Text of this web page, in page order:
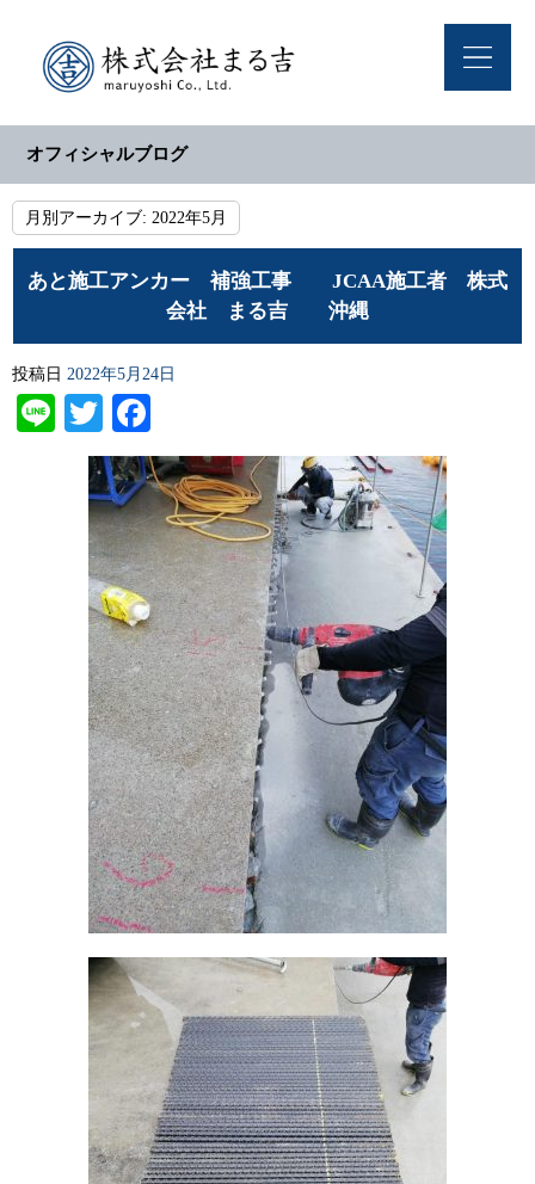
オフィシャルブログ
月別アーカイブ: 2022年5月
あと施工アンカー 補強工事 JCAA施工者 株式
会社 まる吉 沖縄
投稿日 2022年5月24日
LineTwitter